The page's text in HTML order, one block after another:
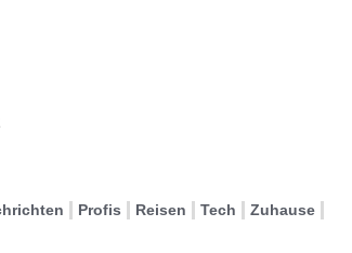
Profis Reisen Tech Zuhause